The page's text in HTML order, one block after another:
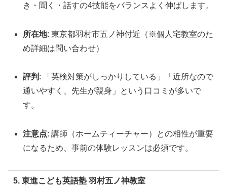
き・聞く・話すの4技能をバランスよく伸ばします。
所在地: 東京都羽村市五ノ神付近（※個人宅教室のた
め詳細は問い合わせ）
評判 : 「英検対策がしっかりしている」「近所なので
通いやすく、先生が親身」という口コミが多いで
す。
注意点: 講師（ホームティーチャー）との相性が重要
になるため、事前の体験レッスンは必須です。
5. 東進こども英語塾 羽村五ノ神教室